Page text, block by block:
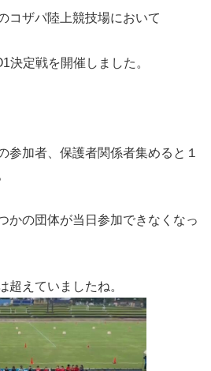
コザパ陸上競技場において
決定戦を開催しました。
参加者、保護者関係者集めると１
の団体が当日参加できなくなっ
超えていましたね。